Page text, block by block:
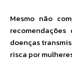
Mesmo não
doenças
risca por